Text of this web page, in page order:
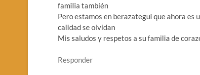
familia también
Pero estamos en berazategui que ahora es
calidad se olvidan
Mis saludos y respetos a su familia de
Responder